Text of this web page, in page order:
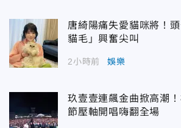
唐綺陽痛失愛貓咪將！
貓毛」興奮尖叫
2小時前 娛樂
玖壹壹連飆金曲掀高潮
節壓軸開唱嗨翻全場